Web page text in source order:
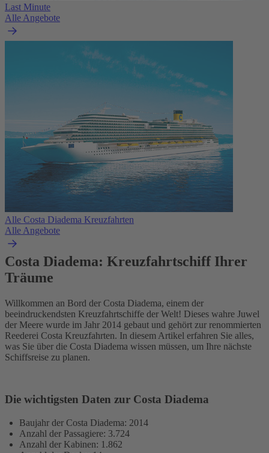
Last Minute
Alle Angebote
Alle Costa Diadema Kreuzfahrten
Alle Angebote
Costa Diadema: Kreuzfahrtschiff Ihrer
Träume
Willkommen an Bord der Costa Diadema, einem der
beeindruckendsten Kreuzfahrtschiffe der Welt! Dieses wahre Juwel
der Meere wurde im Jahr 2014 gebaut und gehört zur renommierten
Reederei Costa Kreuzfahrten. In diesem Artikel erfahren Sie alles,
was Sie über die Costa Diadema wissen müssen, um Ihre nächste
Schiffsreise zu planen.
Die wichtigsten Daten zur Costa Diadema
Baujahr der Costa Diadema: 2014
Anzahl der Passagiere: 3.724
Anzahl der Kabinen: 1.862